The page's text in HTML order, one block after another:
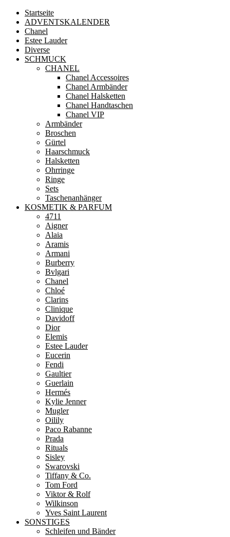
Startseite
ADVENTSKALENDER
Chanel
Estee Lauder
Diverse
SCHMUCK
CHANEL
Chanel Accessoires
Chanel Armbänder
Chanel Halsketten
Chanel Handtaschen
Chanel VIP
Armbänder
Broschen
Gürtel
Haarschmuck
Halsketten
Ohrringe
Ringe
Sets
Taschenanhänger
KOSMETIK & PARFUM
4711
Aigner
Alaia
Aramis
Armani
Burberry
Bvlgari
Chanel
Chloé
Clarins
Clinique
Davidoff
Dior
Elemis
Estee Lauder
Eucerin
Fendi
Gaultier
Guerlain
Hermés
Kylie Jenner
Mugler
Oilily
Paco Rabanne
Prada
Rituals
Sisley
Swarovski
Tiffany & Co.
Tom Ford
Viktor & Rolf
Wilkinson
Yves Saint Laurent
SONSTIGES
Schleifen und Bänder